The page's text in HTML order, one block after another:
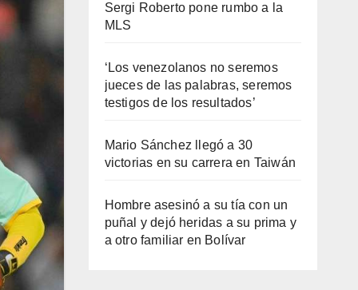
Sergi Roberto pone rumbo a la
MLS
‘Los venezolanos no seremos
jueces de las palabras, seremos
testigos de los resultados’
Mario Sánchez llegó a 30
victorias en su carrera en Taiwán
Hombre asesinó a su tía con un
puñal y dejó heridas a su prima y
a otro familiar en Bolívar